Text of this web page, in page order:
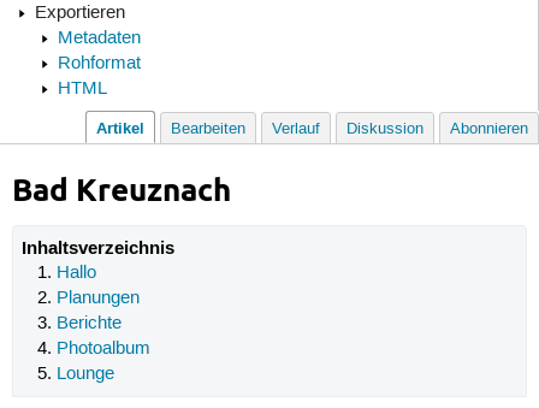
Exportieren
Metadaten
Rohformat
HTML
Artikel Bearbeiten Verlauf Diskussion Abonnieren
Bad Kreuznach
Inhaltsverzeichnis
Hallo
Planungen
Berichte
Photoalbum
Lounge